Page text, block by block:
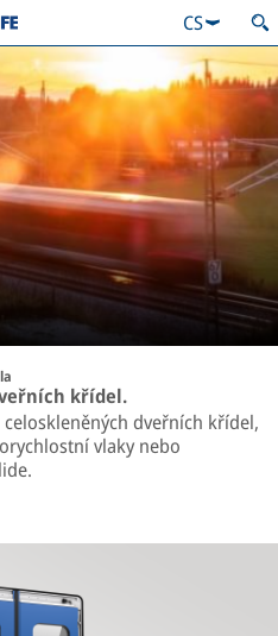
CS
křídel.
dveřních křídel,
vlaky nebo